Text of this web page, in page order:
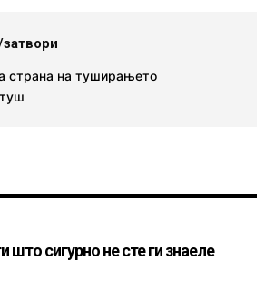
страна на туширањето
што сигурно не сте ги знаеле